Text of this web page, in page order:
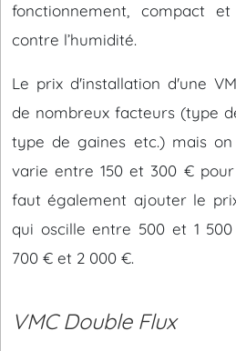
fonctionnement, compact
contre l’humidité.
Le prix d'installation d'une
de nombreux facteurs (type
type de gaines etc.) mais
varie entre 150 et 300 €
faut également ajouter le
qui oscille entre 500 et 1
700 € et 2 000 €.
VMC Double Flux